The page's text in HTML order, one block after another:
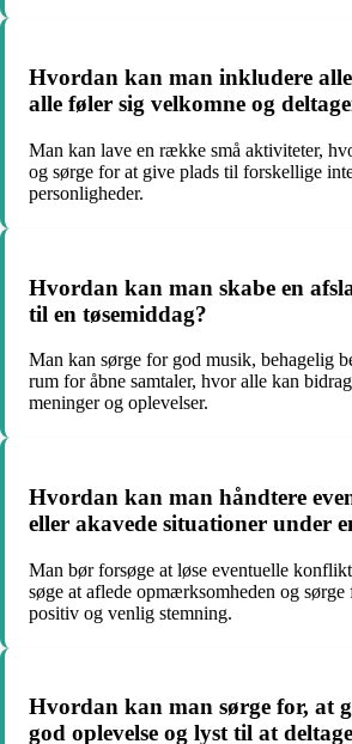
Hvordan kan man inkludere
alle føler sig velkomne og
Man kan lave en række små aktiviteter,
og sørge for at give plads til forskellige
personligheder.
Hvordan kan man skabe en
til en tøsemiddag?
Man kan sørge for god musik, behagelig
rum for åbne samtaler, hvor alle kan
meninger og oplevelser.
Hvordan kan man håndtere
eller akavede situationer under
Man bør forsøge at løse eventuelle
søge at aflede opmærksomheden og sørge
positiv og venlig stemning.
Hvordan kan man sørge for, at
god oplevelse og lyst til at